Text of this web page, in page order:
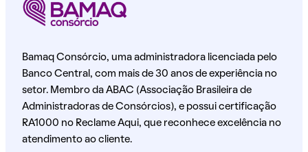
Bamaq Consórcio, uma administradora licenciada pelo
Banco Central, com mais de 30 anos de experiência no
setor. Membro da ABAC (Associação Brasileira de
Administradoras de Consórcios), e possui certificação
RA1000 no Reclame Aqui, que reconhece excelência no
atendimento ao cliente.